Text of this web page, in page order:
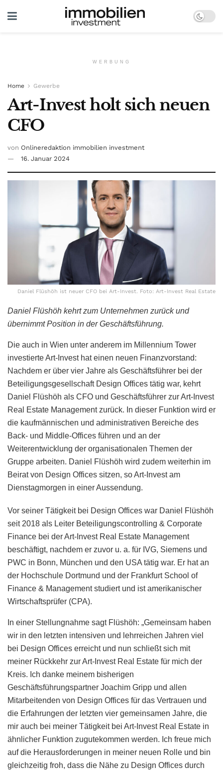
WERBUNG
Home Gewerbe
Art-Invest holt sich neuen
CFO
von Onlineredaktion immobilien investment
16. Januar 2024
Daniel Flüshöh ist neuer CFO bei Art-Invest. Foto: Art-Invest Real Estate
Daniel Flüshöh kehrt zum Unternehmen zurück und
übernimmt Position in der Geschäftsführung.
Die auch in Wien unter anderem im Millennium Tower
investierte Art-Invest hat einen neuen Finanzvorstand:
Nachdem er über vier Jahre als Geschäftsführer bei der
Beteiligungsgesellschaft Design Offices tätig war, kehrt
Daniel Flüshöh als CFO und Geschäftsführer zur Art-Invest
Real Estate Management zurück. In dieser Funktion wird er
die kaufmännischen und administrativen Bereiche des
Back- und Middle-Offices führen und an der
Weiterentwicklung der organisationalen Themen der
Gruppe arbeiten. Daniel Flüshöh wird zudem weiterhin im
Beirat von Design Offices sitzen, so Art-Invest am
Dienstagmorgen in einer Aussendung.
Vor seiner Tätigkeit bei Design Offices war Daniel Flüshöh
seit 2018 als Leiter Beteiligungscontrolling & Corporate
Finance bei der Art-Invest Real Estate Management
beschäftigt, nachdem er zuvor u. a. für IVG, Siemens und
PWC in Bonn, München und den USA tätig war. Er hat an
der Hochschule Dortmund und der Frankfurt School of
Finance & Management studiert und ist amerikanischer
Wirtschaftsprüfer (CPA).
In einer Stellungnahme sagt Flüshöh: „Gemeinsam haben
wir in den letzten intensiven und lehrreichen Jahren viel
bei Design Offices erreicht und nun schließt sich mit
meiner Rückkehr zur Art-Invest Real Estate für mich der
Kreis. Ich danke meinem bisherigen
Geschäftsführungspartner Joachim Gripp und allen
Mitarbeitenden von Design Offices für das Vertrauen und
die Erfahrungen der letzten vier gemeinsamen Jahre, die
mir auch bei meiner Tätigkeit bei Art-Invest Real Estate in
ähnlicher Funktion zugutekommen werden. Ich freue mich
auf die Herausforderungen in meiner neuen Rolle und bin
gleichzeitig froh, dass die Nähe zu Design Offices durch